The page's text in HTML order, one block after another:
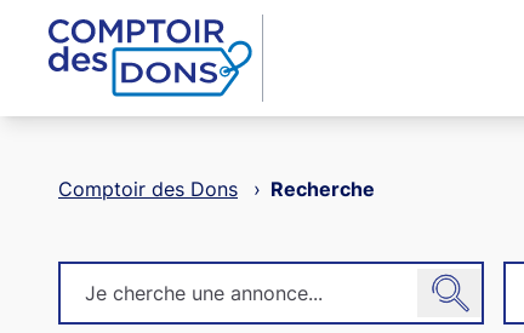
Aller au contenu principal
Comptoir des Dons › Recherche